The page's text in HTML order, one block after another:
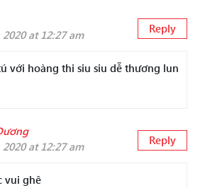
at 12:27 am
Reply
với hoàng thi siu siu dễ thương lun
at 12:27 am
Reply
vui ghê